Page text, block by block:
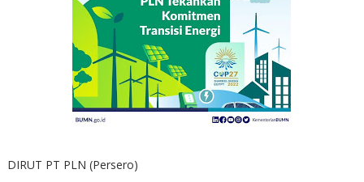
DIRUT PT PLN (Persero)